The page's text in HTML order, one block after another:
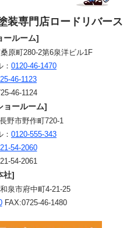
装専門店ロードリバース
ールーム]
原町280-2第6泉洋ビル1F
0120-46-1470
46-1123
46-1124
ョールーム]
野市野作町720-1
0120-555-343
54-2060
54-2061
社]
泉市府中町4-21-25
FAX:0725-46-1480